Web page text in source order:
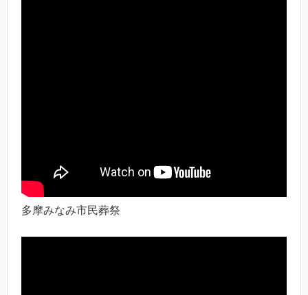
多摩みなみ市民葬祭